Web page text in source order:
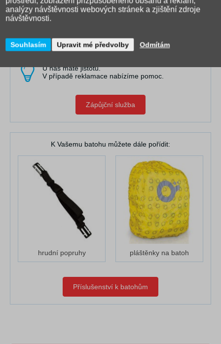
U nás máte jistotu.
V případě reklamace nabízíme pomoc.
Zápůjční služba
K Vašemu batohu můžete dále pořídit:
hrudní popruhy pláštěnky na batoh
Příslušenství k batohům
analýzy návštěvnosti webových stránek a zjištění zdroje
návštěvnosti.
Souhlasím Upravit mé předvolby Odmítám